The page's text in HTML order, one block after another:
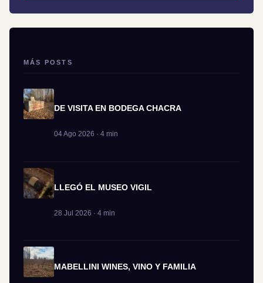
MÁS POSTS
DE VISITA EN BODEGA CHACRA
04 Ago 2026 · 4 min
LLEGÓ EL MUSEO VIGIL
28 Jul 2026 · 4 min
MABELLINI WINES, VINO Y FAMILIA